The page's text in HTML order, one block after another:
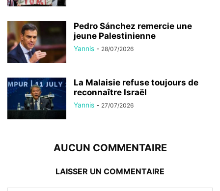
Pedro Sánchez remercie une
jeune Palestinienne
Yannis - 28/07/2026
La Malaisie refuse toujours de
reconnaître Israël
Yannis - 27/07/2026
AUCUN COMMENTAIRE
LAISSER UN COMMENTAIRE